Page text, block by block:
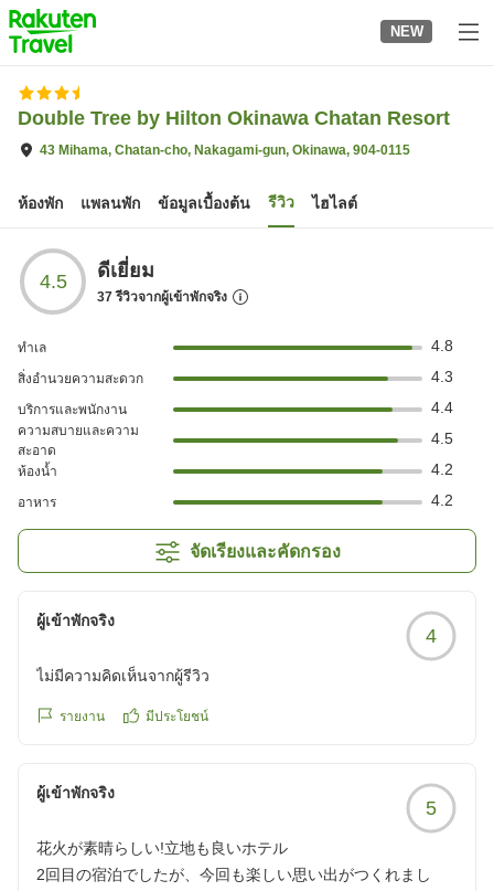
to
top
page
NEW
Double Tree by Hilton Okinawa Chatan Resort
43 Mihama, Chatan-cho, Nakagami-gun, Okinawa, 904-0115
ห้องพัก แพลนพัก ข้อมูลเบื้องต้น รีวิว ไฮไลต์
4.5 ดีเยี่ยม
37รีวิวจากผู้เข้าพักจริง
ทำเล 4.8
สิ่งอำนวยความสะดวก 4.3
บริการและพนักงาน 4.4
ความสบายและความ
สะอาด
4.5
ห้องน้ำ 4.2
อาหาร 4.2
จัดเรียงและคัดกรอง
ผู้เข้าพักจริง
4
ไม่มีความคิดเห็นจากผู้รีวิว
รายงาน มีประโยชน์
ผู้เข้าพักจริง
5
花火が素晴らしい!立地も良いホテル
2回目の宿泊でしたが、今回も楽しい思い出がつくれまし